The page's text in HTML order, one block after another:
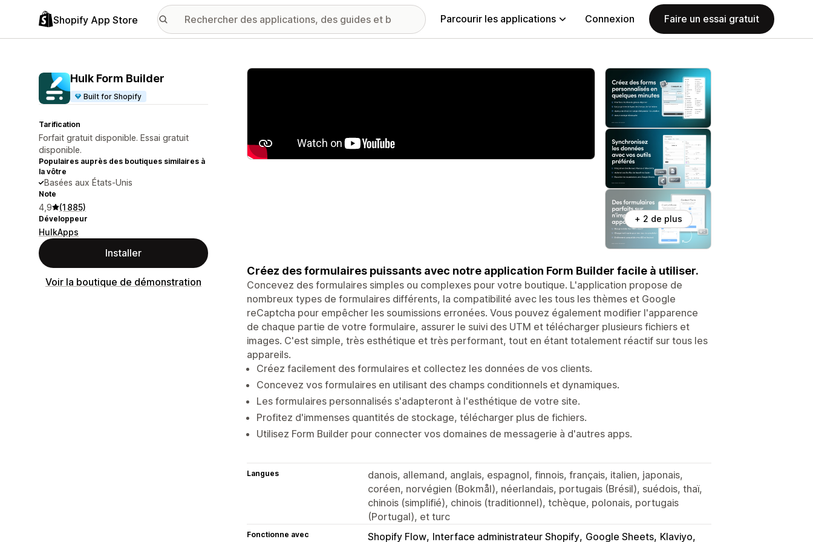
Shopify App Store Parcourir les applications Connexion Faire un essai gratuit
Hulk Form Builder
Built for Shopify
Tarification
Forfait gratuit disponible. Essai gratuit
disponible.
Populaires auprès des boutiques similaires à
la vôtre
Basées aux États-Unis
Note
4,9 (1 885)
Développeur
HulkApps
Installer
Voir la boutique de démonstration
Galerie d’images vedette
+ 2 de plus
Créez des formulaires puissants avec notre application Form Builder facile à utiliser.
Concevez des formulaires simples ou complexes pour votre boutique. L'application propose de
nombreux types de formulaires différents, la compatibilité avec les tous les thèmes et Google
reCaptcha pour empêcher les soumissions erronées. Vous pouvez également modifier l'apparence
de chaque partie de votre formulaire, assurer le suivi des UTM et télécharger plusieurs fichiers et
images. C'est simple, très esthétique et très performant, tout en étant totalement réactif sur tous les
appareils.
Créez facilement des formulaires et collectez les données de vos clients.
Concevez vos formulaires en utilisant des champs conditionnels et dynamiques.
Les formulaires personnalisés s'adapteront à l'esthétique de votre site.
Profitez d'immenses quantités de stockage, télécharger plus de fichiers.
Utilisez Form Builder pour connecter vos domaines de messagerie à d'autres apps.
Langues
danois, allemand, anglais, espagnol, finnois, français, italien, japonais,
coréen, norvégien (Bokmål), néerlandais, portugais (Brésil), suédois, thaï,
chinois (simplifié), chinois (traditionnel), tchèque, polonais, portugais
(Portugal), et turc
Fonctionne avec Shopify Flow Interface administrateur Shopify Google Sheets Klaviyo